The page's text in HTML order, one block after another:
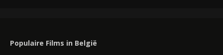
Populaire Films in België